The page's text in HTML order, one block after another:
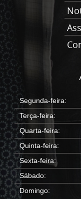
Segunda-feira:
Terça-feira:
Quarta-feira:
Quinta-feira:
Sexta-feira:
Sábado:
Domingo: